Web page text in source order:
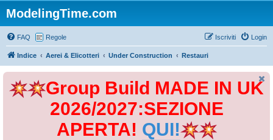
ModelingTime.com
FAQ Regole Login
Iscriviti
Indice Aerei & Elicotteri Under Construction Restauri
Group Build MADE IN UK
2026/2027:SEZIONE
APERTA! QUI!